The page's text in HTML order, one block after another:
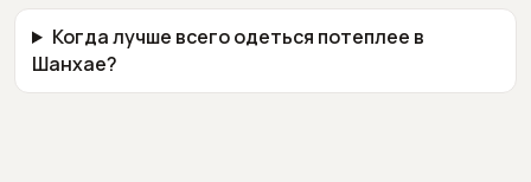
Когда лучше всего одеться потеплее в
Шанхае?